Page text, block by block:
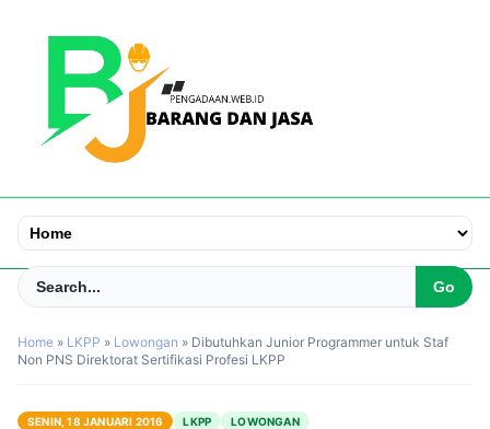
Home » LKPP » Lowongan » Dibutuhkan Junior Programmer untuk Staf
Non PNS Direktorat Sertifikasi Profesi LKPP
SENIN, 18 JANUARI 2016 LKPP LOWONGAN